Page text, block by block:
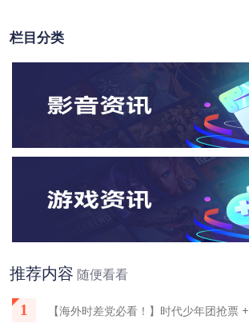
栏目分类
推荐内容 随便看看
1
【海外时差党必看！】时代少年团抢票